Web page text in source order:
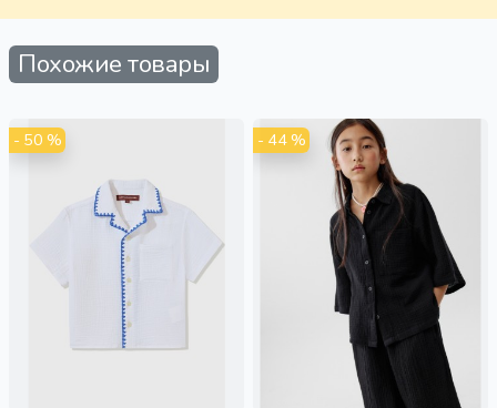
Похожие товары
- 50 % - 44 %